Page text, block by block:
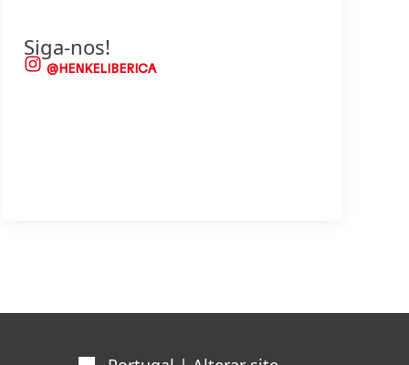
Siga-nos!
@HENKELIBERICA